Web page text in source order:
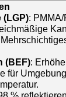
(LGP):
(BEF):
für